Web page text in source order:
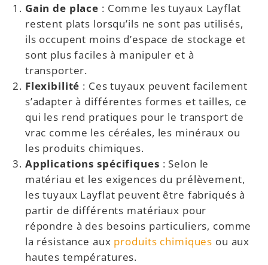
Gain de place : Comme les tuyaux Layflat
restent plats lorsqu’ils ne sont pas utilisés,
ils occupent moins d’espace de stockage et
sont plus faciles à manipuler et à
transporter.
Flexibilité : Ces tuyaux peuvent facilement
s’adapter à différentes formes et tailles, ce
qui les rend pratiques pour le transport de
vrac comme les céréales, les minéraux ou
les produits chimiques.
Applications spécifiques : Selon le
matériau et les exigences du prélèvement,
les tuyaux Layflat peuvent être fabriqués à
partir de différents matériaux pour
répondre à des besoins particuliers, comme
la résistance aux produits chimiques ou aux
hautes températures.